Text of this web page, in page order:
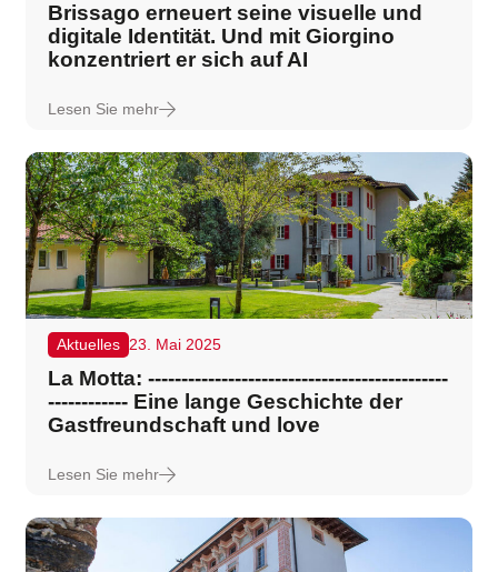
Brissago erneuert seine visuelle und
digitale Identität. Und mit Giorgino
konzentriert er sich auf AI
Lesen Sie mehr
Aktuelles 23. Mai 2025
La Motta: ---------------------------------------------
------------ Eine lange Geschichte der
Gastfreundschaft und love
Lesen Sie mehr